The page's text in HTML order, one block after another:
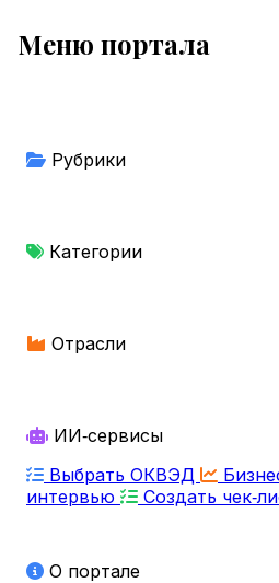
Меню портала
Рубрики
Категории
Отрасли
ИИ‑сервисы
Выбрать ОКВЭД
интервью
Создать
О портале